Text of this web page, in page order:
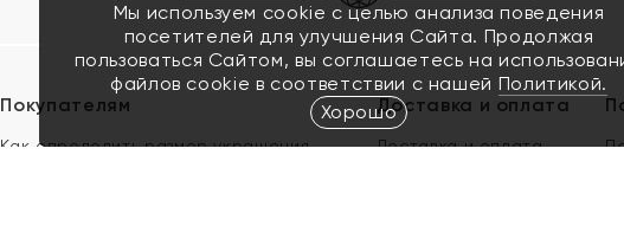
Покупателям
Как определить размер украшения
Доставка и оплата
Доставка и оплата
Мы используем cookie с целью анализа поведения
посетителей для улучшения Сайта. Продолжая
пользоваться Сайтом, вы соглашаетесь на
файлов cookie в соответствии с нашей Политикой.
Хорошо